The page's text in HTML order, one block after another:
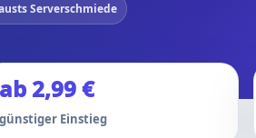
Serverschmiede
ab 2,99 €
günstiger Einstieg